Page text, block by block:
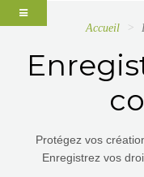
Accueil
Protégez vos
Enregistrez vos